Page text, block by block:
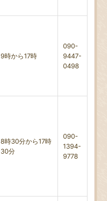
9時から17時
090-
9447-
0498
8時30分から17時
30分
090-
1394-
9778